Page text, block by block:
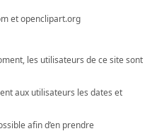
et openclipart.org
les utilisateurs de ce site sont
aux utilisateurs les dates et
afin d’en prendre